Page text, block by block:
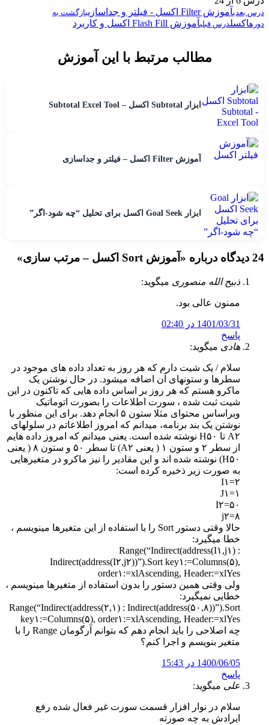
درس بعدیآموزش Filter اکسل - فیلتر و جداسازی
بازگشت به
دورهاکسلدرس قبلیآموزش Flash Fill اکسل و کاربرد
مطالب مرتبط با این آموزش
ابزار Subtotal اکسل – Subtotal Excel Tool
آموزش Filter اکسل – فیلتر و جداسازی
ابزار Goal Seek اکسل برای تحلیل “چه شود-اگر”
24 دیدگاه درباره « آموزش Sort اکسل – مرتب سازی »
ذبیح الله منصوری میگوید:
ممنون عالی بود.
1401/03/31 در 02:40
پاسخ
هادی میگوید:
سلام / یک شیت دارم که هر روز به تعداد داده های موجود در
سطرها و ستونهای آن اضافه میشود. در حال نوشتن یک
ماکرو هستم که هر روز بر اساس داده هایی که تاکنون در این
شیت ثبت شده ، سورت اطلاعات را بصورت اتوماتیک
وبراساس محتوای مثلا ستون ۵ انجام دهد. برای این منظور با
نوشتن یک بند برنامه، میدانم که امروز اطلاعاتم در سلولهای
A۲ تا H۵۰ نوشته شده است. یعنی میدانم که امروز داده هایم
از سطر ۲ و ستون ۱ ( یعنی A۲) تا سطر ۵۰ و ستون ۸ ( یعنی
H۵۰) نوشته شده اند و این مقادیر را نیز ماکرو در متغیرهایی
به صورت زیر ذخیره کرده است:
I۱=۲
J۱=۱
I۲=۵۰
j۲=۸
حالا وقتی دستور Sort را با استفاده از این متغیرها مینویسم ،
خطا میگیرد:
Range(“Indirect(address(I۱,j۱) :
Indirect(address(I۲,j۲))”).Sort key۱:=Columns(۵),
order۱:=xlAscending, Header:=xlYes
ولی وقتی همین دستور را بدون استفاده از متغیرها مینویسم ،
خطایی نمیگیرد:
Range(“Indirect(address(۲,۱) : Indirect(address(۵۰,۸))”).Sort
key۱:=Columns(۵), order۱:=xlAscending, Header:=xlYes
چه اصلاحی را باید انجام دهم که بتوانم آرگومان Range را با
متغیر بنویسم و اجرا کنم؟
1400/06/05 در 15:43
پاسخ
علی میگوید:
سلام در نوار افزار قسمت سورت غیر فعال شده رفع
ایرادش به چه صورته